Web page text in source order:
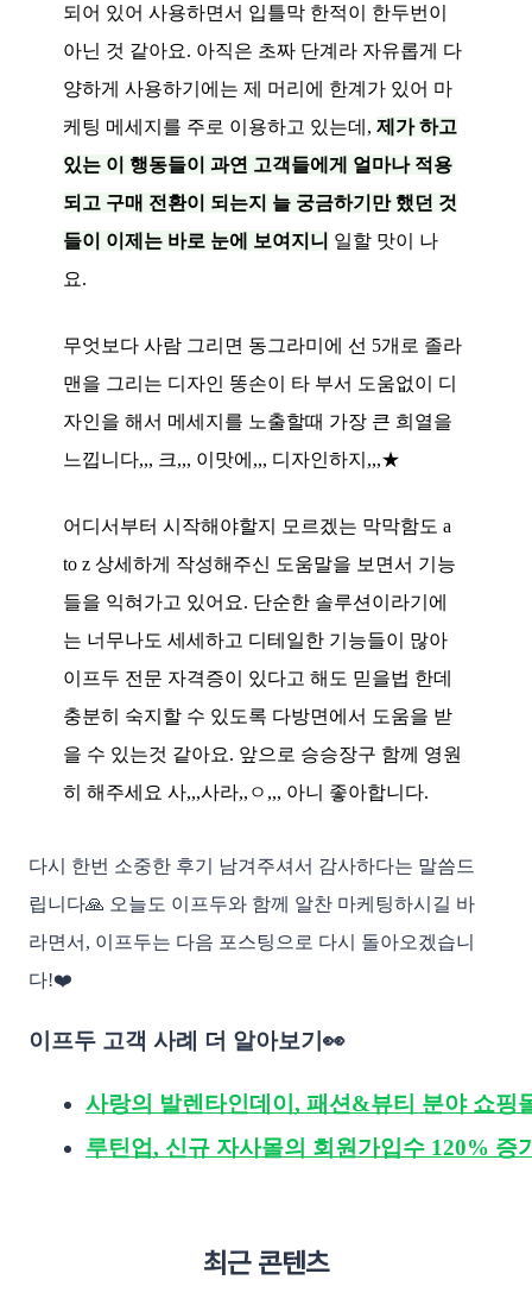
되어 있어 사용하면서 입틀막 한적이 한두번이
아닌 것 같아요. 아직은 초짜 단계라 자유롭게 다
양하게 사용하기에는 제 머리에 한계가 있어 마
케팅 메세지를 주로 이용하고 있는데, 제가 하고
있는 이 행동들이 과연 고객들에게 얼마나 적용
되고 구매 전환이 되는지 늘 궁금하기만 했던 것
들이 이제는 바로 눈에 보여지니 일할 맛이 나
요.
무엇보다 사람 그리면 동그라미에 선 5개로 졸라
맨을 그리는 디자인 똥손이 타 부서 도움없이 디
자인을 해서 메세지를 노출할때 가장 큰 희열을
느낍니다,,, 크,,, 이맛에,,, 디자인하지,,,★
어디서부터 시작해야할지 모르겠는 막막함도 a
to z 상세하게 작성해주신 도움말을 보면서 기능
들을 익혀가고 있어요. 단순한 솔루션이라기에
는 너무나도 세세하고 디테일한 기능들이 많아
이프두 전문 자격증이 있다고 해도 믿을법 한데
충분히 숙지할 수 있도록 다방면에서 도움을 받
을 수 있는것 같아요. 앞으로 승승장구 함께 영원
히 해주세요 사,,,사라,,ㅇ,,, 아니 좋아합니다.
다시 한번 소중한 후기 남겨주셔서 감사하다는 말씀드
립니다🙏 오늘도 이프두와 함께 알찬 마케팅하시길 바
라면서, 이프두는 다음 포스팅으로 다시 돌아오겠습니
다!❤️
이프두 고객 사례 더 알아보기👀
사랑의 발렌타인데이, 패션&뷰티 분야 쇼핑
루틴업, 신규 자사몰의 회원가입수 120% 증
최근 콘텐츠